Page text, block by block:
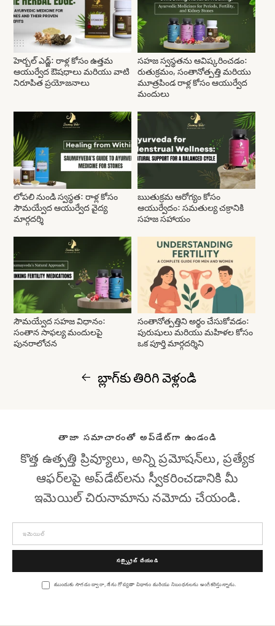
హెర్బల్ ఎడ్జ్: రాళ్ల కోసం ఉత్తమ
ఆయుర్వేద ఔషధాలు మరియు వాటి
నిరూపిత ప్రయోజనాలు
సహజ స్వస్థతను ఆవిష్కరించడం:
రుతుక్రమం, సంతానోత్పత్తి మరియు
మూత్రపిండ రాళ్ల కోసం ఆయుర్వేద
మందులు
లోపలి నుండి స్వస్థత: రాళ్ల కోసం
సౌమయ్వేద ఆయుర్వేద వైద్య
మార్గదర్శి
ఋతుక్రమ ఆరోగ్యం కోసం
ఆయుర్వేదం: సమతుల్య చక్రానికి
సహజ సహాయం
సౌమయ్వేద సహజ విధానం:
సంతాన సాఫల్య మందులపై
పునరాలోచన
సంతానోత్పత్తిని అర్థం చేసుకోవడం:
పురుషులు మరియు మహిళల కోసం
ఒక పూర్తి మార్గదర్శిని
బ్లాగ్‌కు తిరిగి వెళ్లండి
తాజా సమాచారంతో అప్‌డేట్‌గా ఉండండి
కొత్త ఉత్పత్తి ప్రివ్యూలు, అన్ని ప్రమోషన్‌లు, ప్రత్యేక
ఆఫర్‌లపై అప్‌డేట్‌లను స్వీకరించడానికి మీ
ఇమెయిల్ చిరునామాను నమోదు చేయండి.
సబ్స్క్రైబ్ చేయండి
ముందుకు సాగడం ద్వారా, నేను గోప్యతా విధానం మరియు నిబంధనలను అంగీకరిస్తున్నాను.